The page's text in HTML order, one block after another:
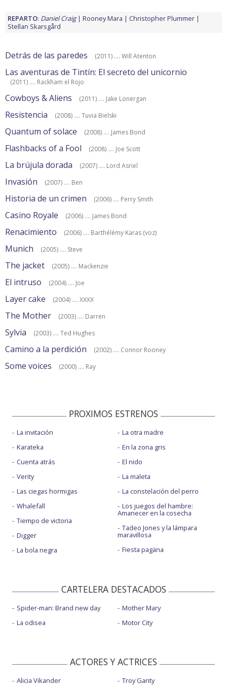
REPARTO: Daniel Craig Rooney Mara
Christopher Plummer
Stellan Skarsgård
Detrás de las paredes (2011) .... Will Atenton
Las aventuras de Tintín: El secreto del unicornio
(2011) .... Rackham el Rojo
Cowboys & Aliens (2011) .... Jake Lonergan
Resistencia (2008) .... Tuvia Bielski
Quantum of solace (2008) .... James Bond
Flashbacks of a Fool (2008) .... Joe Scott
La brújula dorada (2007) .... Lord Asriel
Invasión (2007) .... Ben
Historia de un crimen (2006) .... Perry Smith
Casino Royale (2006) .... James Bond
Renacimiento (2006) .... Barthélémy Karas (voz)
Munich (2005) .... Steve
The jacket (2005) .... Mackenzie
El intruso (2004) .... Joe
Layer cake (2004) .... XXXX
The Mother (2003) .... Darren
Sylvia (2003) .... Ted Hughes
Camino a la perdición (2002) .... Connor Rooney
Some voices (2000) .... Ray
PROXIMOS ESTRENOS
La invitación
Karateka
Cuenta atrás
Verity
Las ciegas hormigas
Whalefall
Tiempo de victoria
Digger
La bola negra
La otra madre
En la zona gris
El nido
La maleta
La constelación del perro
Los juegos del hambre:
Amanecer en la cosecha
Tadeo Jones y la lámpara
maravillosa
Fiesta pagäna
CARTELERA DESTACADOS
Spider-man: Brand new day
La odisea
Mother Mary
Motor City
ACTORES Y ACTRICES
Alicia Vikander
Troy Garity